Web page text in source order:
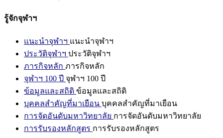
รู้จักจุฬาฯ
แนะนำจุฬาฯ แนะนำจุฬาฯ
ประวัติจุฬาฯ ประวัติจุฬาฯ
ภารกิจหลัก ภารกิจหลัก
จุฬาฯ 100 ปี จุฬาฯ 100 ปี
ข้อมูลและสถิติ ข้อมูลและสถิติ
บุคคลสำคัญที่มาเยือน บุคคลสำคัญที่มาเยือน
การจัดอันดับมหาวิทยาลัย การจัดอันดับมหาวิทยาลัย
การรับรองหลักสูตร การรับรองหลักสูตร